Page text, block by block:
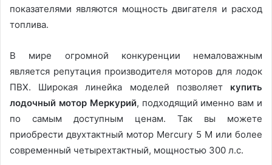
показателями являются мощность двигателя и расход
топлива.
В мире огромной конкуренции немаловажным
является репутация производителя моторов для лодок
ПВХ. Широкая линейка моделей позволяет купить
лодочный мотор Меркурий, подходящий именно вам и
по самым доступным ценам. Так вы можете
приобрести двухтактный мотор Mercury 5 M или более
современный четырехтактный, мощностью 300 л.с.